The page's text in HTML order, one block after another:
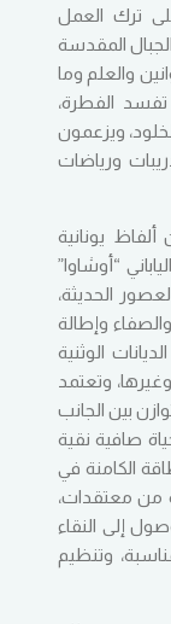
ترك العمل
المقدسة
والعلم وما
الفطرة،
ويزعمون
ورياضات
يونانية
“أوشاوا”
الحديثة،
وإطالة
الوثنية
وتعتمد
بين الجانب
صافية نقية
الكامنة في
من معتقدات،
إلى النقاء
وتنظيم